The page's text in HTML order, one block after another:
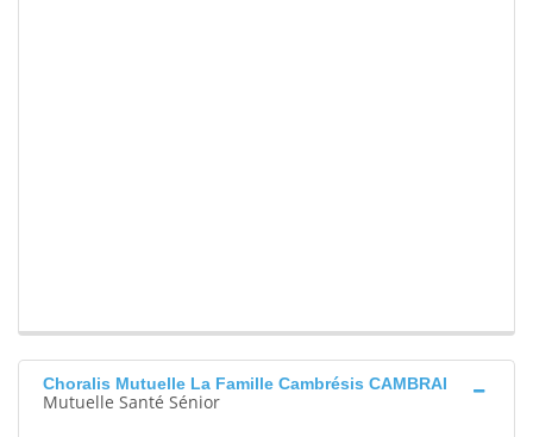
Choralis Mutuelle La Famille Cambrésis CAMBRAI
Mutuelle Santé Sénior